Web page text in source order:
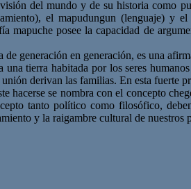
del mundo y de su historia como
el mapudungun (lenguaje) y
posee la capacidad de
generación en generación, es una
tierra habitada por los seres
derivan las familias. En esta fuerte
hacerse se nombra con el concepto
tanto político como filosófico,
y la raigambre cultural de nuestros